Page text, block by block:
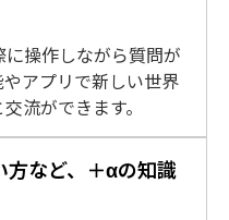
操作しながら質問が
アプリで新しい世界
流ができます。
方など、＋αの知識